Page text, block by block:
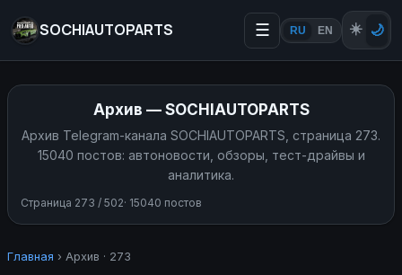
SOCHIAUTOPARTS ☰ RU EN ☀️ 🌙
Архив — SOCHIAUTOPARTS
Архив Telegram-канала SOCHIAUTOPARTS, страница 273.
15040 постов: автоновости, обзоры, тест-драйвы и
аналитика.
Страница 273 / 502· 15040 постов
Главная › Архив · 273